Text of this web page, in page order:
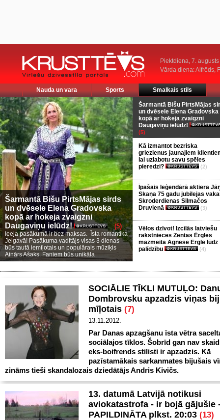
Piektdiena, 7. augusts
Vārda diena: Alfrēds,
Nauda un vara Sports Smalkais stils
Šarmantā Bišu PirtsMājas sirds
un dvēsele Elena Gradovska
kopā ar hokeja zvaigzni
Daugaviņu ielūdz!
(5)
Ieeja pasākumā ir bez maksas. Īsta romantika
Jelgavā! Pasākuma vadītājs visas 3 dienas
būs tautā iemīļotais un populārais mūziķis
Ainārs Ašaks. Faniem būs unikāla
Šarmantā Bišu PirtsMājas
un dvēsele Elena Gradovska
kopā ar hokeja zvaigzni
Daugaviņu ielūdz!
(5)
Kā izmantot bezriska
griezienus jaunajiem
lai uzlabotu savu spēles
pieredzi?
(2)
Īpašais leģendārā aktiera
Skaņa 75 gadu jubilejas
Skroderdienas Silmačos
Druvienā
(3)
Vēlos dzīvot! Izcilās latviešu
rakstnieces Zentas Ērgles
mazmeita Agnese Ērgle lūdz
palīdzību
(4)
SOCIĀLIE TĪKLI MUTUĻO:
Dombrovsku apzadzis viņas
mīļotais (7)
13.11.2012.
Par Danas apzagšanu īsta vētra
sociālajos tīklos. Šobrīd gan nav
eks-boifrends stilisti ir apzadzis. Kā
pazīstamākais sarkanmates bijušais
zināms tieši skandalozais dziedātājs Andris Kivičs.
13. datumā Latvijā notikusi
aviokatastrofa - ir bojā gājušie
PAPILDINĀTA plkst. 20:03 (13)